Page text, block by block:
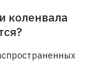
коленвала